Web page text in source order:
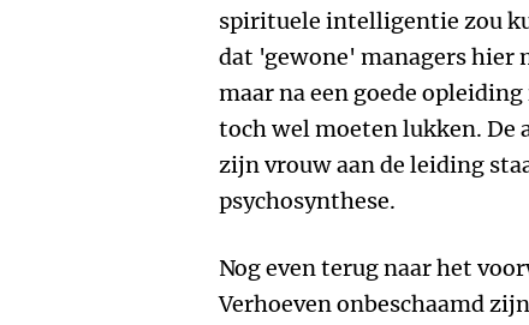
spirituele intelligentie zou
dat 'gewone' managers hier
maar na een goede
toch wel moeten lukken. De
zijn vrouw aan de leiding
psychosynthese.
Nog even terug naar het
Verhoeven onbeschaamd